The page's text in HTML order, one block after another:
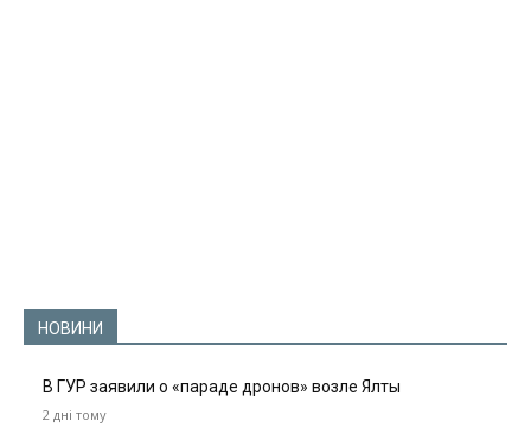
НОВИНИ
В ГУР заявили о «параде дронов» возле Ялты
2 дні тому